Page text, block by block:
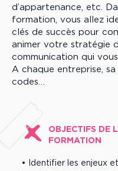
d’appartenance, etc.
formation, vous allez
clés de succès pour
animer votre stratégie
communication qui
A chaque entreprise, sa
codes…
OBJECTIFS DE
FORMATION
• Identifier les enjeux